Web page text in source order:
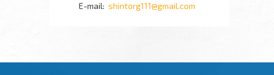
shintorg111@gmail.com